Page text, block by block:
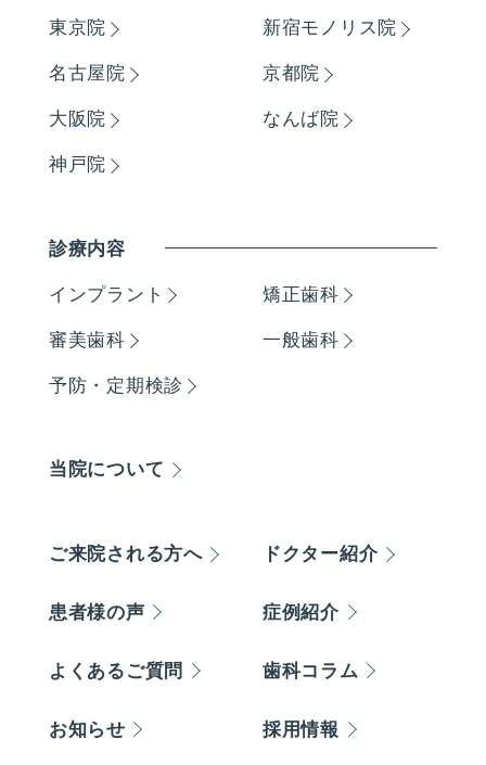
東京院 新宿モノリス院
名古屋院 京都院
大阪院 なんば院
神戸院
診療内容
インプラント 矯正歯科
審美歯科 一般歯科
予防・定期検診
当院について
ご来院される方へ ドクター紹介
患者様の声 症例紹介
よくあるご質問 歯科コラム
お知らせ 採用情報